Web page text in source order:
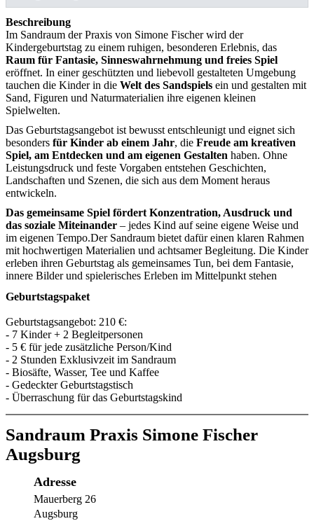
Beschreibung
Im Sandraum der Praxis von Simone Fischerwird der
Kindergeburtstag zu einem ruhigen, besonderen Erlebnis, das
Raum für Fantasie, Sinneswahrnehmung und freies Spiel
eröffnet. In einer geschützten und liebevoll gestalteten Umgebung
tauchen die Kinder in die Welt des Sandspiels ein und gestalten mit
Sand, Figuren und Naturmaterialien ihre eigenen kleinen
Spielwelten.
Das Geburtstagsangebot ist bewusst entschleunigt und eignet sich
besonders für Kinder ab einem Jahr, die Freude am kreativen
Spiel, am Entdecken und am eigenen Gestalten haben. Ohne
Leistungsdruck und feste Vorgaben entstehen Geschichten,
Landschaften und Szenen, die sich aus dem Moment heraus
entwickeln.
Das gemeinsame Spiel fördert Konzentration, Ausdruck und
das soziale Miteinander – jedes Kind auf seine eigene Weise und
im eigenen Tempo.Der Sandraum bietet dafür einen klaren Rahmen
mit hochwertigen Materialien und achtsamer Begleitung. Die Kinder
erleben ihren Geburtstag als gemeinsames Tun, bei dem Fantasie,
innere Bilder und spielerisches Erleben im Mittelpunkt stehen
Geburtstagspaket
Geburtstagsangebot: 210 €:
- 7 Kinder + 2 Begleitpersonen
- 5 € für jede zusätzliche Person/Kind
- 2 Stunden Exklusivzeit im Sandraum
- Biosäfte, Wasser, Tee und Kaffee
- Gedeckter Geburtstagstisch
- Überraschung für das Geburtstagskind
Sandraum Praxis Simone Fischer
Augsburg
Adresse
Mauerberg 26
Augsburg